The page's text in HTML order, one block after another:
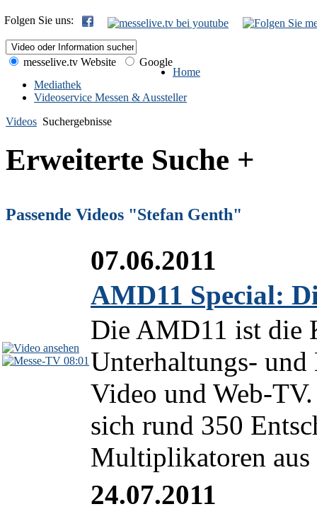
Folgen Sie uns:
messelive.tv Website
Google
Home
Mediathek
Videoservice Messen & Aussteller
Videos Suchergebnisse
Erweiterte Suche +
Passende Videos "Stefan Genth"
08:01
07.06.2011
AMD11 Special:
Die AMD11 ist die
Unterhaltungs-
Video und Web-
sich rund 350
Multiplikatoren
24.07.2011